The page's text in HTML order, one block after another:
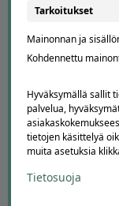
Tietoa meistä
Ajankohtaista
Tilaa uutiskirje
Avoimet
Markkinoi
Tarkoitukset
Mainonnan ja
Kohdennettu
Hyväksymällä sallit
palvelua,
tietojen käsittelyä
muita asetuksia
Tietosuoja